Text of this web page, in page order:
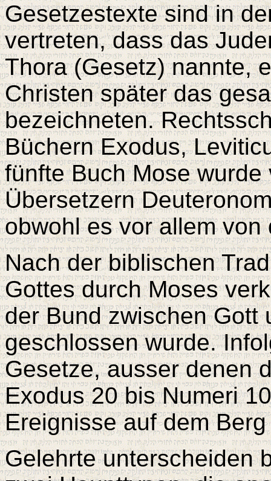
Gesetzestexte sind in
vertreten, dass das
Thora (Gesetz) nannte,
Christen später das
bezeichneten.
Büchern Exodus,
fünfte Buch Mose
Übersetzern
obwohl es vor allem von
Nach der biblischen
Gottes durch Moses
der Bund zwischen Gott
geschlossen wurde.
Gesetze, ausser denen
Exodus 20 bis Numeri
Ereignisse auf dem
Gelehrte unterscheiden